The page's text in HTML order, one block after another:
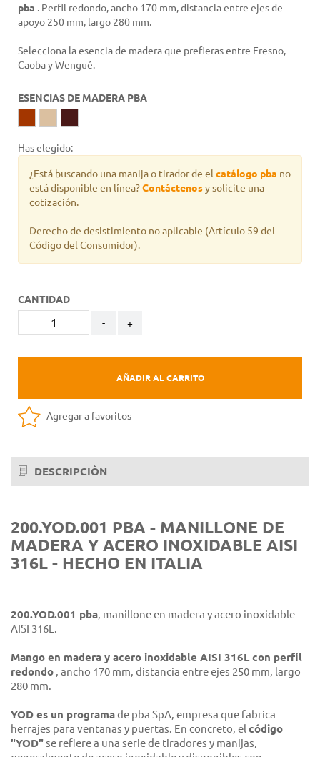
pba . Perfil redondo, ancho 170 mm, distancia entre ejes de
apoyo 250 mm, largo 280 mm.
Selecciona la esencia de madera que prefieras entre Fresno,
Caoba y Wengué.
ESENCIAS DE MADERA PBA
Has elegido:
¿Está buscando una manija o tirador de el catálogo pba no
está disponible en línea?Contáctenosy solicite una
cotización.
Derecho de desistimiento no aplicable (Artículo 59 del
Código del Consumidor).
CANTIDAD
- +
AÑADIR AL CARRITO
Agregar a favoritos
DESCRIPCIÒN
200.YOD.001 PBA - MANILLONE DE
MADERA Y ACERO INOXIDABLE AISI
316L - HECHO EN ITALIA
200.YOD.001 pba, manillone en madera y acero inoxidable
AISI 316L.
Mango en madera y acero inoxidable AISI 316L con perfil
redondo , ancho 170 mm, distancia entre ejes 250 mm, largo
280 mm.
YOD es un programade pba SpA, empresa que fabrica
herrajes para ventanas y puertas. En concreto, el código
"YOD"se refiere a una serie de tiradores y manijas,